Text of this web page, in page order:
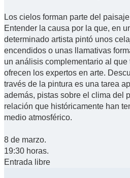
Los cielos forman parte del
Entender la causa por la que, en
determinado artista pintó unos
encendidos o unas llamativas
un análisis complementario al
ofrecen los expertos en arte.
través de la pintura es una tarea
además, pistas sobre el clima del
relación que históricamente han
medio atmosférico.
8 de marzo.
19:30 horas.
Entrada libre